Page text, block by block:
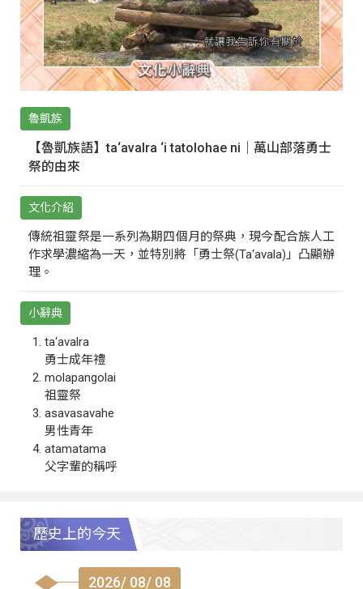
魯凱族
【魯凱族語】ta‘avalra ‘i tatolohae ni｜萬山部落勇士
祭的由來
文化介紹
傳統祖靈祭是一系列為期四個月的祭典，現今配合族人工
作求學濃縮為一天，並特別將「勇士祭(Ta‘avala)」凸顯辦
理。
小辭典
ta‘avalra
勇士成年禮
molapangolai
祖靈祭
asavasavahe
男性青年
atamatama
父字輩的稱呼
歷史上的今天
2026/ 08/ 08